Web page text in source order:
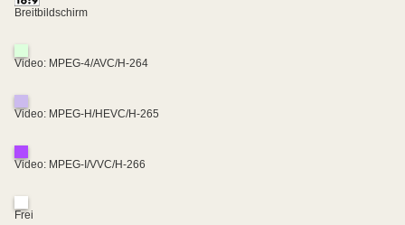
Breitbildschirm
Video: MPEG-4/AVC/H-264
Video: MPEG-H/HEVC/H-265
Video: MPEG-I/VVC/H-266
Frei